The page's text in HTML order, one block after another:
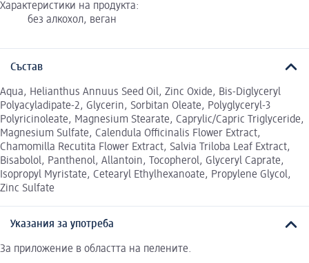
Характеристики на продукта:
без алкохол, веган
Състав
Aqua, Helianthus Annuus Seed Oil, Zinc Oxide, Bis-Diglyceryl
Polyacyladipate-2, Glycerin, Sorbitan Oleate, Polyglyceryl-3
Polyricinoleate, Magnesium Stearate, Caprylic/Capric Triglyceride,
Magnesium Sulfate, Calendula Officinalis Flower Extract,
Chamomilla Recutita Flower Extract, Salvia Triloba Leaf Extract,
Bisabolol, Panthenol, Allantoin, Tocopherol, Glyceryl Caprate,
Isopropyl Myristate, Cetearyl Ethylhexanoate, Propylene Glycol,
Zinc Sulfate
Указания за употреба
За приложение в областта на пелените.